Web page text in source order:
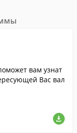
вам узнат
Вас вал